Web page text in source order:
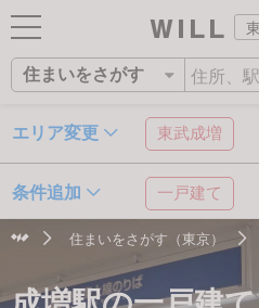
ログイン
新規会員登録
住まいをさがす
住まいをさがす
住まいをさがす
営業所をさがす
スタッフをさがす
AIウィルくんの提案
AI査定・チャット相談する
不動産エージェントの提案
価格査定を依頼する
エリア変更 東武成増
条件追加 一戸建て
住所 沿線・
住まいをさがす（東京）